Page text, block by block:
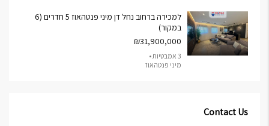
למכירה ברחוב נחל דן מיני פנטהאוז 5 חדרים (6
במקור)
₪31,900,000
3 אמבטיות •
מיני פנטהאוז
Contact Us